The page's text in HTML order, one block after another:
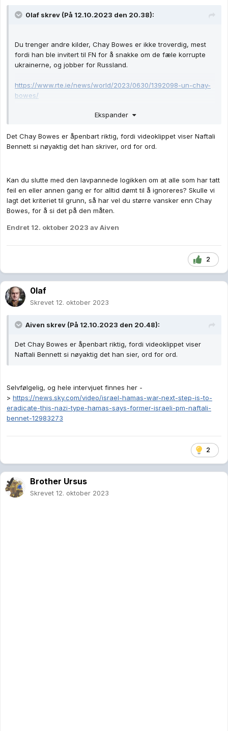
0laf skrev (På 12.10.2023 den 20.38):
Du trenger andre kilder, Chay Bowes er ikke troverdig, mest
fordi han ble invitert til FN for å snakke om de fæle korrupte
ukrainerne, og jobber for Russland.
https://www.rte.ie/news/world/2023/0630/1392098-un-chay-
bowes/
Ekspander
Det Chay Bowes er åpenbart riktig, fordi videoklippet viser Naftali
Bennett si nøyaktig det han skriver, ord for ord.
Kan du slutte med den lavpannede logikken om at alle som har tatt
feil en eller annen gang er for alltid dømt til å ignoreres? Skulle vi
lagt det kriteriet til grunn, så har vel du større vansker enn Chay
Bowes, for å si det på den måten.
Endret 12. oktober 2023 av Aiven
2
0laf
Skrevet 12. oktober 2023
Aiven skrev (På 12.10.2023 den 20.48):
Det Chay Bowes er åpenbart riktig, fordi videoklippet viser
Naftali Bennett si nøyaktig det han sier, ord for ord.
Selvfølgelig, og hele intervjuet finnes her -
> https://news.sky.com/video/israel-hamas-war-next-step-is-to-
eradicate-this-nazi-type-hamas-says-former-israeli-pm-naftali-
bennet-12983273
2
Brother Ursus
Skrevet 12. oktober 2023